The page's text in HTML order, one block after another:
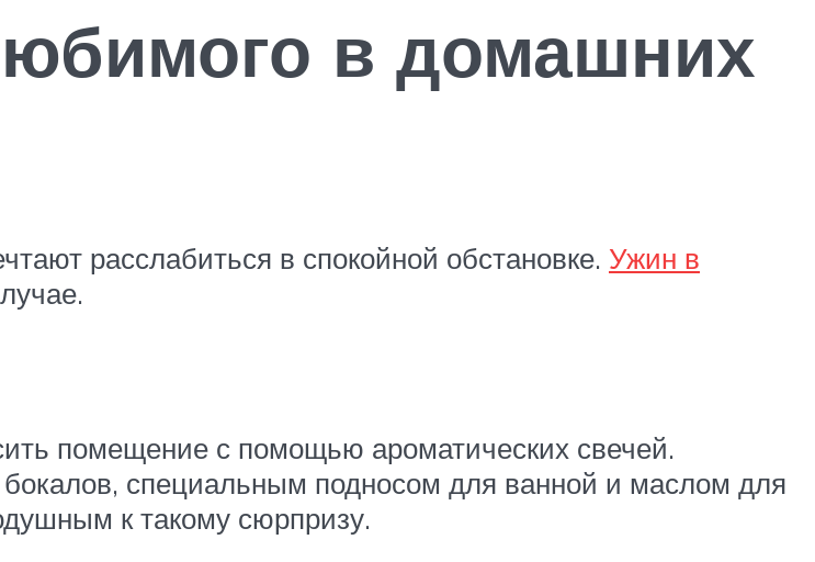
в домашних
расслабиться в спокойной обстановке. Ужин в
помещение с помощью ароматических свечей.
специальным подносом для ванной и маслом для
к такому сюрпризу.